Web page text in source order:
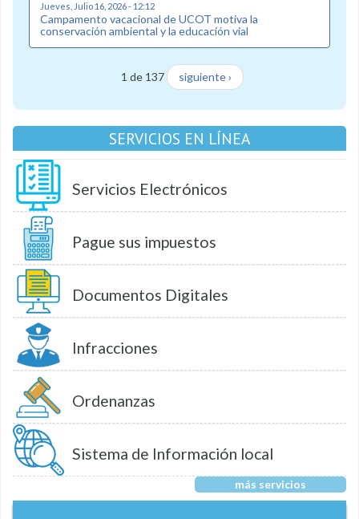
Jueves, Julio 16, 2026 - 12:12
Campamento vacacional de UCOT motiva la
conservación ambiental y la educación vial
1 de 137 siguiente ›
SERVICIOS EN LÍNEA
Servicios Electrónicos
Pague sus impuestos
Documentos Digitales
Infracciones
Ordenanzas
Sistema de Información local
más servicios